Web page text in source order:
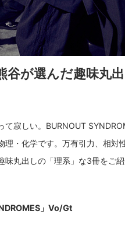
谷が選んだ趣味丸
寂しい。BURNOUT
理・化学です。万有引力、相
」Vo/Gt